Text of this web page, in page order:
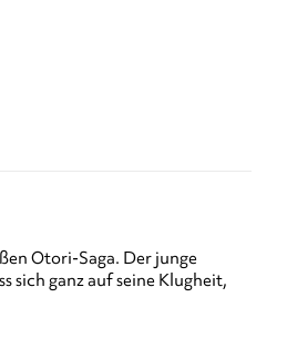
Otori-Saga. Der junge
sich ganz auf seine Klugheit,